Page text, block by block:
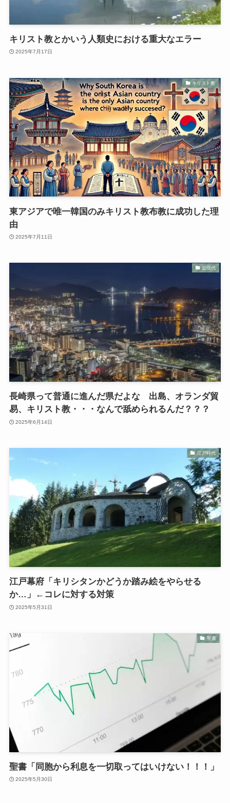
キリスト教とかいう人類史における重大なエラー
2025年7月17日
キリスト教
東アジアで唯一韓国のみキリスト教布教に成功した理
由
2025年7月11日
近現代
長崎県って普通に進んだ県だよな 出島、オランダ貿
易、キリスト教・・・なんで舐められるんだ？？？
2025年6月14日
江戸時代
江戸幕府「キリシタンかどうか踏み絵をやらせる
か…」←コレに対する対策
2025年5月31日
聖書
聖書「同胞から利息を一切取ってはいけない！！！」
2025年5月30日